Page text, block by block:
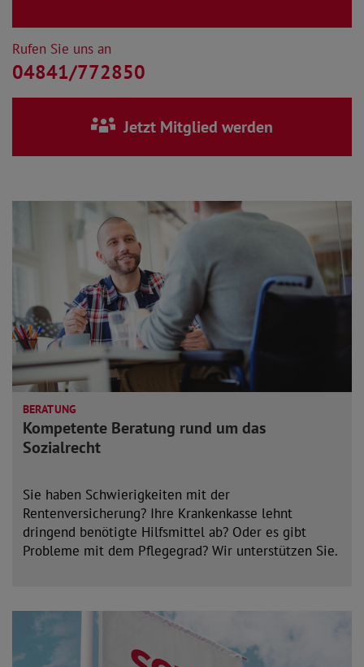
Rufen Sie uns an
04841/772850
Jetzt Mitglied werden
BERATUNG
Kompetente Beratung rund um das
Sozialrecht
Sie haben Schwierigkeiten mit der
Rentenversicherung? Ihre Krankenkasse lehnt
dringend benötigte Hilfsmittel ab? Oder es gibt
Probleme mit dem Pflegegrad? Wir unterstützen Sie.